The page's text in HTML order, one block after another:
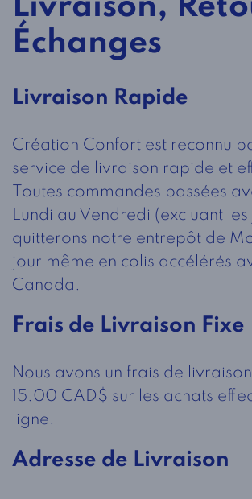
Livraison,
Échanges
Livraison Rapide
Création Confort est reconnu
service de livraison rapide et
Toutes commandes passées
Lundi au Vendredi (excluant les
quitterons notre entrepôt de
jour même en colis accélérés
Canada.
Frais de Livraison Fixe
Nous avons un frais de
15.00 CAD$ sur les achats
ligne.
Adresse de Livraison